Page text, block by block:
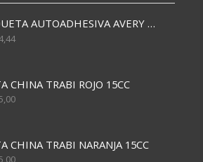
ETIQUETA AUTOADHESIVA AVERY 3026 30H 20 X 70
CHINA TRABI ROJO 15CC
CHINA TRABI NARANJA 15CC